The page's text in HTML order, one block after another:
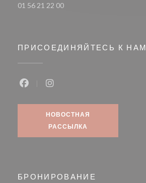
01 56 21 22 00
ПРИСОЕДИНЯЙТЕСЬ К НАМ
НОВОСТНАЯ
РАССЫЛКА
БРОНИРОВАНИЕ